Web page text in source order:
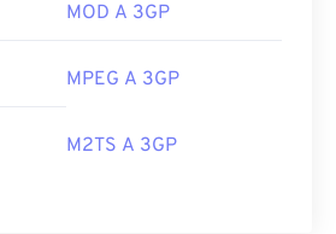
MOD A 3GP
MPEG A 3GP
M2TS A 3GP